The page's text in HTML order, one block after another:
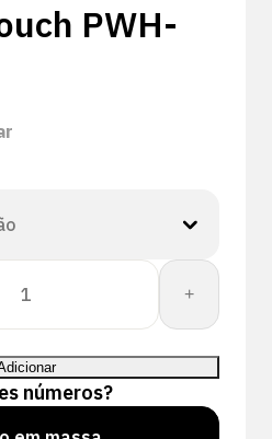
PWH-
+
números?